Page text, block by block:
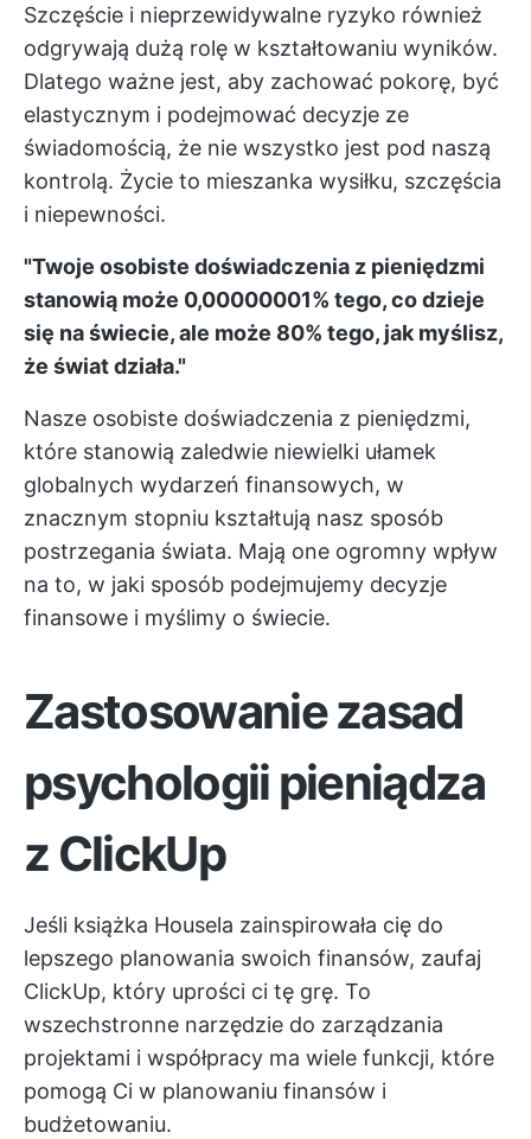
Szczęście i nieprzewidywalne ryzyko również
odgrywają dużą rolę w kształtowaniu wyników.
Dlatego ważne jest, aby zachować pokorę, być
elastycznym i podejmować decyzje ze
świadomością, że nie wszystko jest pod naszą
kontrolą. Życie to mieszanka wysiłku, szczęścia
i niepewności.
"Twoje osobiste doświadczenia z pieniędzmi
stanowią może 0,00000001% tego, co dzieje
się na świecie, ale może 80% tego, jak myślisz,
że świat działa."
Nasze osobiste doświadczenia z pieniędzmi,
które stanowią zaledwie niewielki ułamek
globalnych wydarzeń finansowych, w
znacznym stopniu kształtują nasz sposób
postrzegania świata. Mają one ogromny wpływ
na to, w jaki sposób podejmujemy decyzje
finansowe i myślimy o świecie.
Zastosowanie zasad
psychologii pieniądza
z ClickUp
Jeśli książka Housela zainspirowała cię do
lepszego planowania swoich finansów, zaufaj
ClickUp, który uprości ci tę grę. To
wszechstronne narzędzie do zarządzania
projektami i współpracy ma wiele funkcji, które
pomogą Ci w planowaniu finansów i
budżetowaniu.